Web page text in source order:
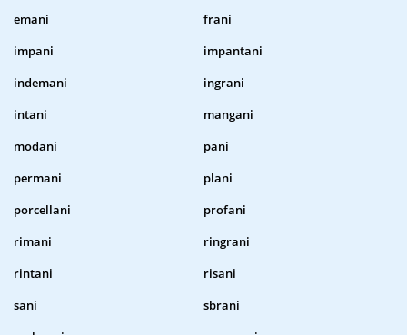
emani
frani
impani
impantani
indemani
ingrani
intani
mangani
modani
pani
permani
plani
porcellani
profani
rimani
ringrani
rintani
risani
sani
sbrani